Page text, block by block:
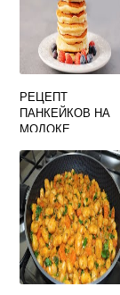
РЕЦЕПТ
ПАНКЕЙКОВ НА
МОЛОКЕ